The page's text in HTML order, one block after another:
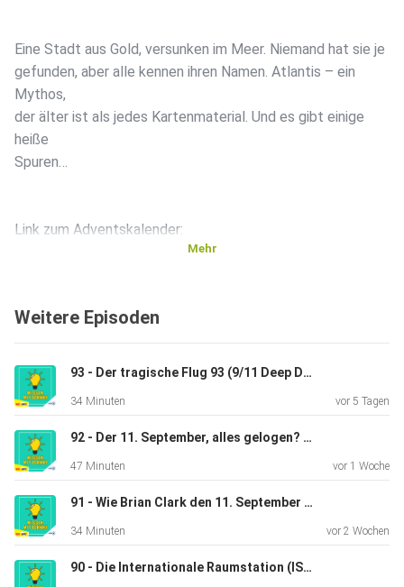
Eine Stadt aus Gold, versunken im Meer. Niemand hat sie je
gefunden, aber alle kennen ihren Namen. Atlantis – ein
Mythos,
der älter ist als jedes Kartenmaterial. Und es gibt einige
heiße
Spuren…
Link zum Adventskalender:
Hier für alle Österreicher, Schweizer und Italiener
Link zum WhatsApp-Kanal:
⁠Hier klicken
In der Folge genannt:
Mehr
Weitere Episoden
93 - Der tragische Flug 93 (9/11 Deep Dive 3)
34 Minuten vor 5 Tagen
92 - Der 11. September, alles gelogen? (9/11 Deep Dive 2)
47 Minuten vor 1 Woche
91 - Wie Brian Clark den 11. September überlebte (9/11 Deep Dive 1)
34 Minuten vor 2 Wochen
90 - Die Internationale Raumstation (ISS)